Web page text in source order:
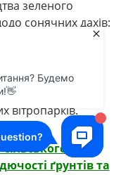
зеленого
сонячних дахів:
встановлювати
житлових
вітропарків.
ґрунтівта